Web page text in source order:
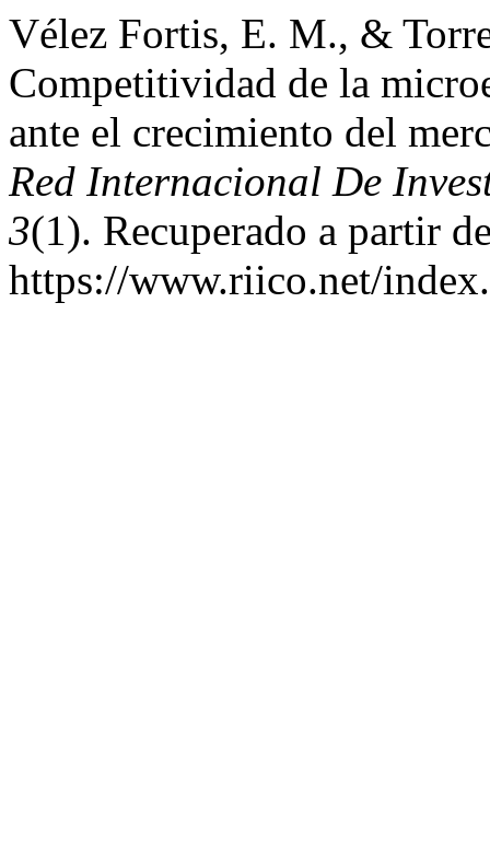
Vélez Fortis, E. M., &
Competitividad de la
ante el crecimiento del
Red Internacional De
3(1). Recuperado a partir
https://www.riico.net/